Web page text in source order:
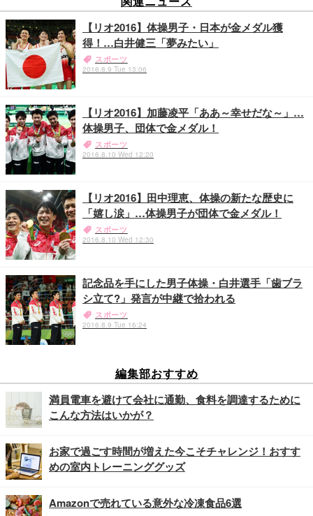
【リオ2016】体操男子・日本が金メダル獲
得！…白井健三「夢みたい」
スポーツ
2016.8.9 Tue 13:06
【リオ2016】加藤凌平「ああ～幸せだな～」…
体操男子、団体で金メダル！
スポーツ
2016.8.10 Wed 12:20
【リオ2016】田中理恵、体操の新たな歴史に
「嬉し涙」…体操男子が団体で金メダル！
スポーツ
2016.8.10 Wed 12:30
記念品を手にした男子体操・白井選手「歯ブラ
シ立て?」発言が中継で拾われる
スポーツ
2016.8.9 Tue 16:24
編集部おすすめ
満員電車を避けて会社に通勤、食料を調達するために
こんな方法はいかが？
お家で過ごす時間が増えた今こそチャレンジ！おすす
めの室内トレーニンググッズ
Amazonで売れている意外な冷凍食品6選